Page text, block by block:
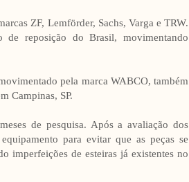
ZF, Lemförder, Sachs, Varga e TRW.
de reposição do Brasil, movimentando
pela marca WABCO, também
Campinas, SP.
de pesquisa. Após a avaliação dos
para evitar que as peças se
imperfeições de esteiras já existentes no